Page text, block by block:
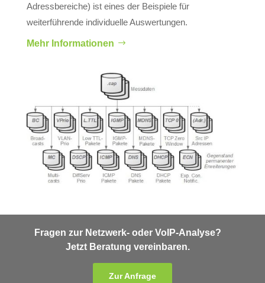
Adressbereiche) ist eines der Beispiele für
weiterführende individuelle Auswertungen.
Mehr Informationen
Fragen zur Netzwerk- oder VoIP-Analyse?
Jetzt Beratung vereinbaren.
Zur Anfrage